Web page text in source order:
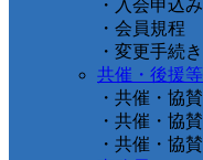
・入会申込み
・会員規程
・変更手続き
共催・後援
・共催・協
・共催・協
・共催・協